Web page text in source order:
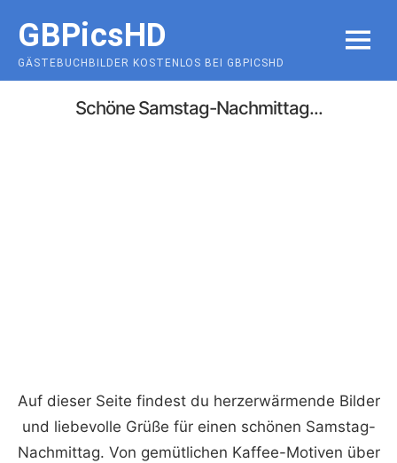
content
GBPicsHD
GÄSTEBUCHBILDER KOSTENLOS BEI GBPICSHD
MENU
Schöne Samstag-Nachmittag...
Auf dieser Seite findest du herzerwärmende Bilder
und liebevolle Grüße für einen schönen Samstag-
Nachmittag. Von gemütlichen Kaffee-Motiven über